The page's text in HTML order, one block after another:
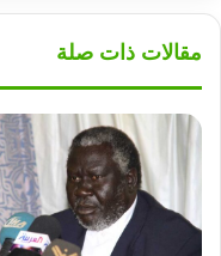
مقالات ذات صلة